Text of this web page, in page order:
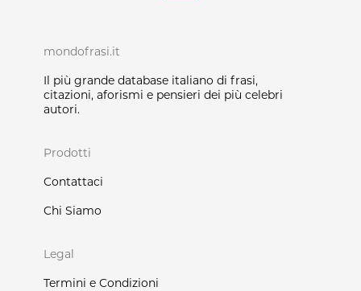
mondofrasi.it
Il più grande database italiano di frasi,
citazioni, aforismi e pensieri dei più celebri
autori.
Prodotti
Contattaci
Chi Siamo
Legal
Termini e Condizioni